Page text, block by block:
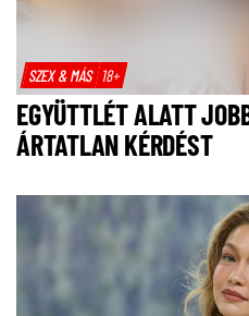
SZEX & MÁS 18+
EGYÜTTLÉT ALATT
ÁRTATLAN KÉRDÉST